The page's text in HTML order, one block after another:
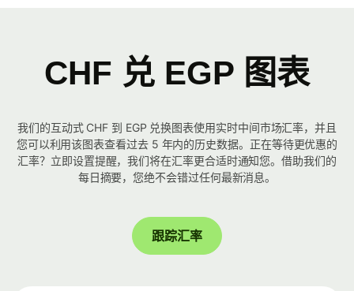
CHF 兑 EGP 图表
我们的互动式 CHF 到 EGP 兑换图表使用实时中间市场汇率，并且
您可以利用该图表查看过去 5 年内的历史数据。正在等待更优惠的
汇率？立即设置提醒，我们将在汇率更合适时通知您。借助我们的
每日摘要，您绝不会错过任何最新消息。
跟踪汇率